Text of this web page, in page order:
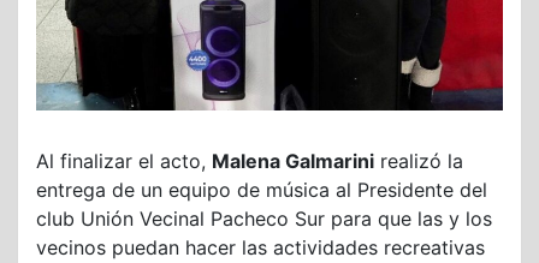
Al finalizar el acto, Malena Galmarini realizó la
entrega de un equipo de música al Presidente del
club Unión Vecinal Pacheco Sur para que las y los
vecinos puedan hacer las actividades recreativas